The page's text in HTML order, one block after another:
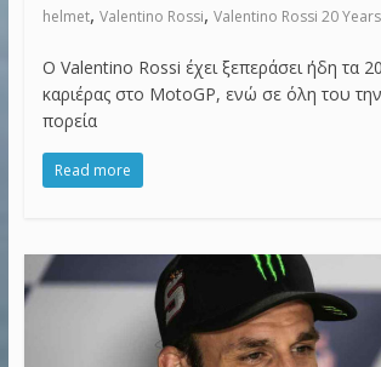
helmet, Valentino Rossi, Valentino Rossi 20 Years
Ο Valentino Rossi έχει ξεπεράσει ήδη τα
καριέρας στο MotoGP, ενώ σε όλη του
πορεία
Read more